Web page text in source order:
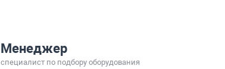
Менеджер
специалист по подбору оборудования